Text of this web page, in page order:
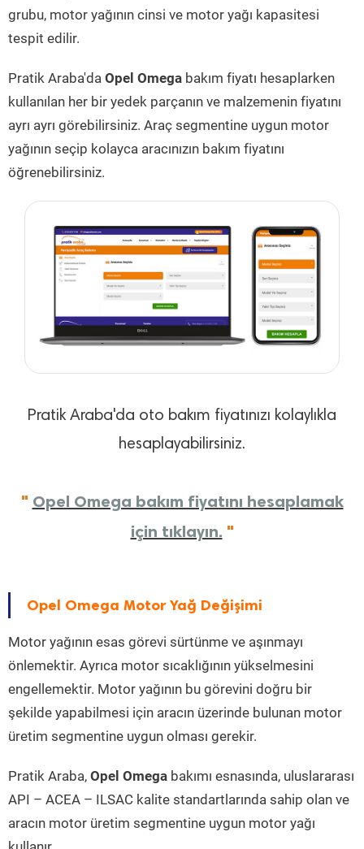
grubu, motor yağının cinsi ve motor yağı kapasitesi
tespit edilir.
Pratik Araba'da Opel Omega bakım fiyatı hesaplarken
kullanılan her bir yedek parçanın ve malzemenin fiyatını
ayrı ayrı görebilirsiniz. Araç segmentine uygun motor
yağının seçip kolayca aracınızın bakım fiyatını
öğrenebilirsiniz.
Pratik Araba'da oto bakım fiyatınızı kolaylıkla
hesaplayabilirsiniz.
" Opel Omega bakım fiyatını hesaplamak
için tıklayın. "
Opel Omega Motor Yağ Değişimi
Motor yağının esas görevi sürtünme ve aşınmayı
önlemektir. Ayrıca motor sıcaklığının yükselmesini
engellemektir. Motor yağının bu görevini doğru bir
şekilde yapabilmesi için aracın üzerinde bulunan motor
üretim segmentine uygun olması gerekir.
Pratik Araba, Opel Omega bakımı esnasında, uluslararası
API – ACEA – ILSAC kalite standartlarında sahip olan ve
aracın motor üretim segmentine uygun motor yağı